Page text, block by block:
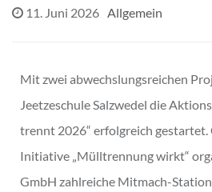
11. Juni 2026 Allgemein
Mit zwei abwechslungsreichen
Jeetzeschule Salzwedel die
trennt 2026“ erfolgreich gestartet.
Initiative „Mülltrennung wirkt“
GmbH zahlreiche Mitmach-